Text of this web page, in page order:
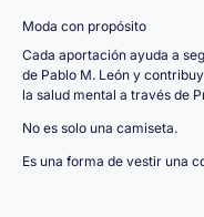
Moda con propósito
Cada aportación ayuda a
de Pablo M. León y
la salud mental a través de
No es solo una camiseta.
Es una forma de vestir una